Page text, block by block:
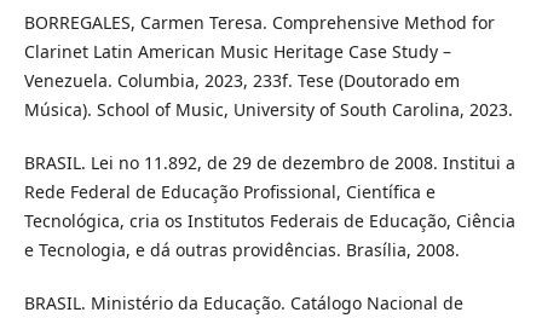
BORREGALES, Carmen Teresa. Comprehensive Method for
Clarinet Latin American Music Heritage Case Study –
Venezuela. Columbia, 2023, 233f. Tese (Doutorado em
Música). School of Music, University of South Carolina, 2023.
BRASIL. Lei no 11.892, de 29 de dezembro de 2008. Institui a
Rede Federal de Educação Profissional, Científica e
Tecnológica, cria os Institutos Federais de Educação, Ciência
e Tecnologia, e dá outras providências. Brasília, 2008.
BRASIL. Ministério da Educação. Catálogo Nacional de